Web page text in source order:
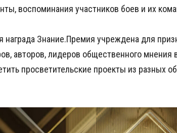
воспоминания участников боев и их
награда Знание.Премия учреждена для
авторов, лидеров общественного
просветительские проекты из разных